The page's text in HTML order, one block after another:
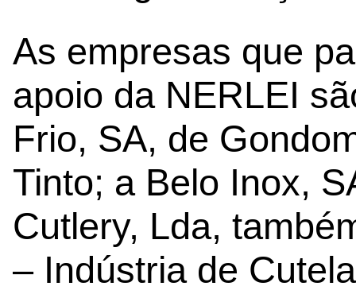
As empresas que
apoio da NERLEI
Frio, SA, de
Tinto; a Belo Inox,
Cutlery, Lda,
– Indústria de